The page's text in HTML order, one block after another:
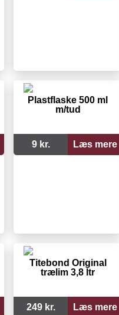
Plastflaske 500 ml
m/tud
9 kr. Læs mere
Titebond Original
trælim 3,8 ltr
249 kr. Læs mere